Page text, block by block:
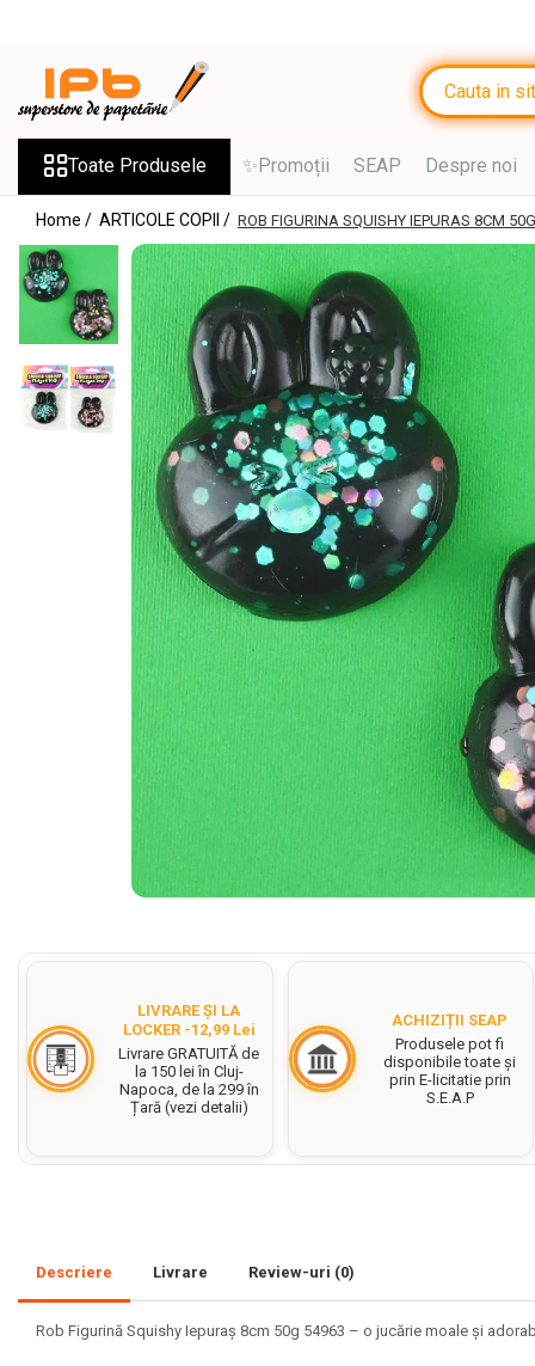
Toate Produsele
Ghiozdane, Rucsacuri, Trolere
Penare, Etuiuri, Necessaire
Saci de sport, Borsete
Caiete
Caiete cu 2 sau mai multe
subiecte
Caiete de Calitate
Blocuri de desen
Stilouri si Rollere cu Cerneala
Cerneala Stilouri, Patroane
Creioane colorate
Creioane cerate colorate
Corector fluid cu pasta
Acuarele
Acuarele Tempera la bucata
Set acuarele tempera
Pensule cu rezervor
Toate Produsele ✨Promoții SEAP Despre noi
Home / ARTICOLE COPII / ROB FIGURINA SQUISHY IEPURAS 8CM
LIVRARE ȘI LA
LOCKER -12,99 Lei
Livrare GRATUITĂ de
la 150 lei în Cluj-
Napoca, de la 299 în
Țară (vezi detalii)
ACHIZIȚII SEAP
Produsele pot fi
disponibile toate și
prin E-licitatie prin
S.E.A.P
Descriere Livrare Review-uri (0)
Rob Figurină Squishy Iepuraș 8cm 50g 54963 – o jucărie moale și